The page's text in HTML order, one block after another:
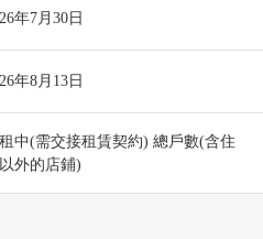
年7月30日
年8月13日
中(需交接租賃契約) 總戶數(含住
外的店鋪)